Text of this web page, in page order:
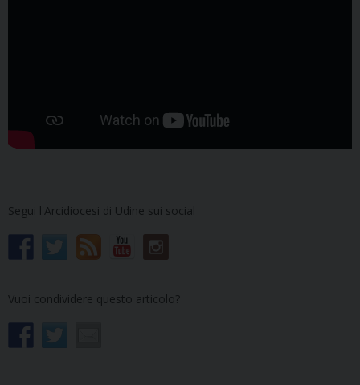
Segui l'Arcidiocesi di Udine sui social
Vuoi condividere questo articolo?